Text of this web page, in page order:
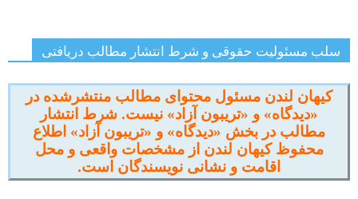
سلب مسئولیت حقوقی و شرط انتشار مطالب دریافتی
کیهان لندن مسئول محتوای مطالب منتشرشده در
«دیدگاه» و «تریبون آزاد» نیست. شرط انتشار
مطالب در بخش «دیدگاه» و «تریبون آزاد» اطلاع
محفوظ کیهان لندن از مشخصات واقعی و محل
اقامت و نشانی نویسندگان است.